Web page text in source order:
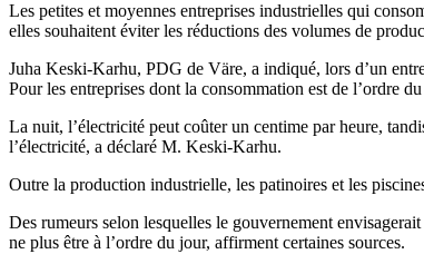
Les petites et moyennes entreprises industrielles qui
elles souhaitent éviter les réductions des volumes de
Juha Keski-Karhu, PDG de Väre, a indiqué, lors d’un
Pour les entreprises dont la consommation est de l’ordre
La nuit, l’électricité peut coûter un centime par heure,
l’électricité, a déclaré M. Keski-Karhu.
Outre la production industrielle, les patinoires et les
Des rumeurs selon lesquelles le gouvernement
ne plus être à l’ordre du jour, affirment certaines sources.